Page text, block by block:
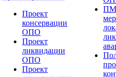
Проект
консервации
ОПО
Проект
ликвидации
ОПО
Проект